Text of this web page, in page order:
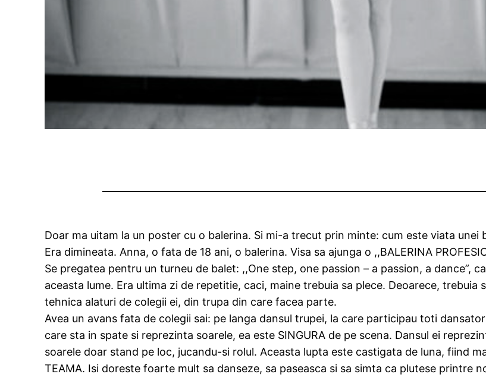
Doar ma uitam la un poster cu o balerina. Si mi-a trecut prin minte: cum este viata
Era dimineata. Anna, o fata de 18 ani, o balerina. Visa sa ajunga o ,,BALERINA
Se pregatea pentru un turneu de balet: ,,One step, one passion – a passion, a dance”,
aceasta lume. Era ultima zi de repetitie, caci, maine trebuia sa plece. Deoarece, trebuia
tehnica alaturi de colegii ei, din trupa din care facea parte.
Avea un avans fata de colegii sai: pe langa dansul trupei, la care participau toti
care sta in spate si reprezinta soarele, ea este SINGURA de pe scena. Dansul ei
soarele doar stand pe loc, jucandu-si rolul. Aceasta lupta este castigata de luna, fiind
TEAMA. Isi doreste foarte mult sa danseze, sa paseasca si sa simta ca plutese printre